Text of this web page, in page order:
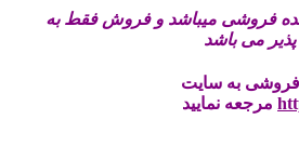
فروشی میباشد و فروش فقط به
می باشد
به سایت
مرجعه نمایید